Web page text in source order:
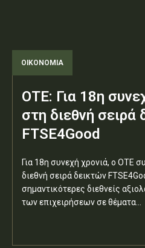
ΟΙΚΟΝΟΜΙΑ
ΟΤΕ: Για 18η
στη διεθνή σειρά
FTSE4Good
Για 18η συνεχή χρονιά, ο ΟΤΕ
διεθνή σειρά δεικτών
σημαντικότερες διεθνείς
των επιχειρήσεων σε θέματα...